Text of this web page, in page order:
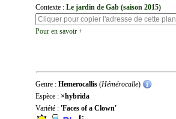
Contexte : Le jardin de Gab (saison 2015)
Pour en savoir +
Genre : Hemerocallis (Hémérocalle)
Espèce : ×hybrida
Variété : 'Faces of a Clown'